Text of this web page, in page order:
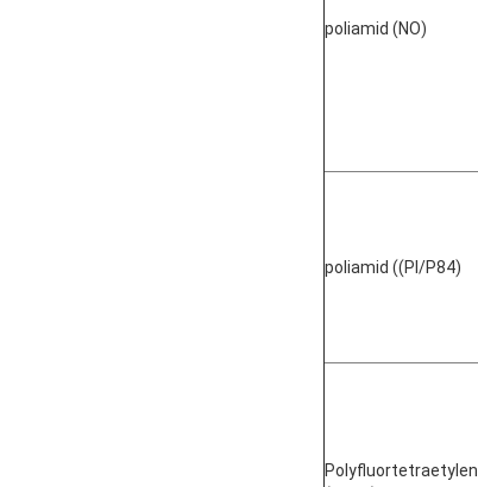
poliamid (NO)
poliamid ((PI/P84)
Polyfluortetraetylen